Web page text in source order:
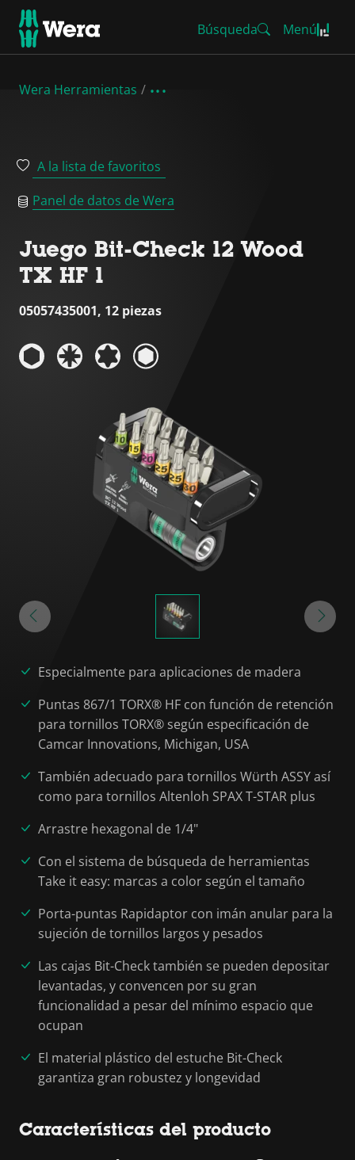
Búsqueda Menú
Wera Herramientas
A la lista de favoritos
Panel de datos de Wera
Juego Bit-Check 12 Wood
TX HF 1
05057435001, 12 piezas
Especialmente para aplicaciones de madera
Puntas 867/1 TORX® HF con función de retención
para tornillos TORX® según especificación de
Camcar Innovations, Michigan, USA
También adecuado para tornillos Würth ASSY así
como para tornillos Altenloh SPAX T-STAR plus
Arrastre hexagonal de 1/4"
Con el sistema de búsqueda de herramientas
Take it easy: marcas a color según el tamaño
Porta-puntas Rapidaptor con imán anular para la
sujeción de tornillos largos y pesados
Las cajas Bit-Check también se pueden depositar
levantadas, y convencen por su gran
funcionalidad a pesar del mínimo espacio que
ocupan
El material plástico del estuche Bit-Check
garantiza gran robustez y longevidad
Características del producto